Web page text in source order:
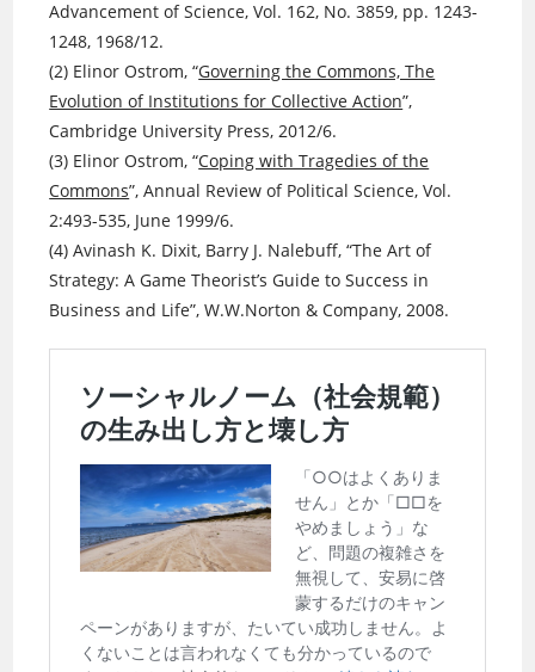
Advancement of Science, Vol. 162, No. 3859, pp. 1243-
1248, 1968/12.
(2) Elinor Ostrom, “Governing the Commons, The
Evolution of Institutions for Collective Action”,
Cambridge University Press, 2012/6.
(3) Elinor Ostrom, “Coping with Tragedies of the
Commons”, Annual Review of Political Science, Vol.
2:493-535, June 1999/6.
(4) Avinash K. Dixit, Barry J. Nalebuff, “The Art of
Strategy: A Game Theorist’s Guide to Success in
Business and Life”, W.W.Norton & Company, 2008.